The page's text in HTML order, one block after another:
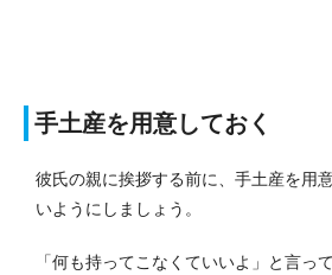
手土産を用意しておく
彼氏の親に挨拶する前に、手土産を用
いようにしましょう。
「何も持ってこなくていいよ」と言っ